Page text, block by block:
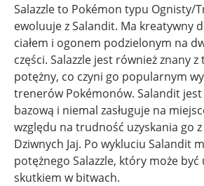
Salazzle to Pokémon typu Ognisty/
ewoluuje z Salandit. Ma kreatywny
ciałem i ogonem podzielonym na
części. Salazzle jest również znany
potężny, co czyni go popularnym
trenerów Pokémonów. Salandit
bazową i niemal zasługuje na
względu na trudność uzyskania go
Dziwnych Jaj. Po wykluciu Salandit
potężnego Salazzle, który może być
skutkiem w bitwach.